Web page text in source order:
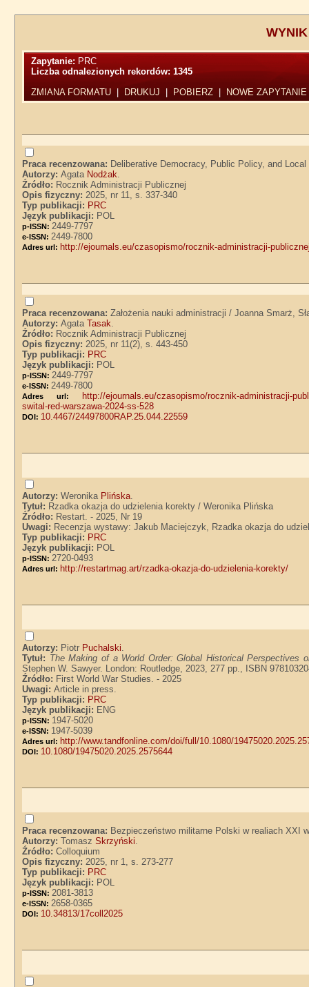
Zapytanie: PRC
Liczba odnalezionych rekordów:1345
ZMIANA FORMATU
DRUKUJ POBIERZ NOWE ZAPYTANIE
Praca recenzowana: Deliberative Democracy, Public Policy, and
Autorzy:Agata Nodżak.
Źródło: Rocznik Administracji Publicznej
Opis fizyczny:2025, nr 11, s. 337-340
Typ publikacji: PRC
Język publikacji: POL
p-ISSN: 2449-7797
e-ISSN: 2449-7800
Adres url: http://ejournals.eu/czasopismo/rocznik-administracji-
Praca recenzowana:Założenia nauki administracji / Joanna Smarż,
Autorzy:AgataTasak.
Źródło: Rocznik Administracji Publicznej
Opis fizyczny:2025, nr 11(2), s. 443-450
Typ publikacji: PRC
Język publikacji: POL
p-ISSN: 2449-7797
e-ISSN: 2449-7800
Adres url:
http://ejournals.eu/czasopismo/rocznik-administracji-
swital-red-warszawa-2024-ss-528
DOI: 10.4467/24497800RAP.25.044.22559
Autorzy:Weronika Plińska.
Tytuł: Rzadka okazja do udzielenia korekty / Weronika Plińska
Źródło: Restart. - 2025, Nr 19
Uwagi: Recenzja wystawy: Jakub Maciejczyk, Rzadka okazja do
Typ publikacji: PRC
Język publikacji: POL
p-ISSN: 2720-0493
Adres url: http://restartmag.art/rzadka-okazja-do-udzielenia-korekty/
Autorzy: Piotr Puchalski.
Tytuł: The Making of a World Order: Global Historical Perspectives
Stephen W. Sawyer. London: Routledge, 2023, 277 pp., ISBN
Źródło: First World War Studies. - 2025
Uwagi:Article in press.
Typ publikacji: PRC
Język publikacji: ENG
p-ISSN: 1947-5020
e-ISSN: 1947-5039
Adres url: http://www.tandfonline.com/doi/full/10.1080/
DOI: 10.1080/19475020.2025.2575644
Praca recenzowana: Bezpieczeństwo militarne Polski w realiach XXI
Autorzy:TomaszSkrzyński.
Źródło:Colloquium
Opis fizyczny:2025, nr 1, s. 273-277
Typ publikacji: PRC
Język publikacji: POL
p-ISSN: 2081-3813
e-ISSN: 2658-0365
DOI: 10.34813/17coll2025